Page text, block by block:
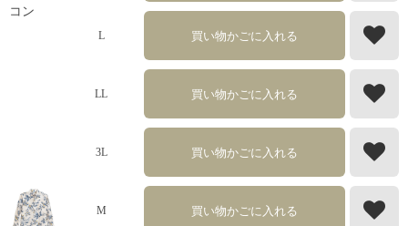
コン
L 買い物かごに入れる
LL 買い物かごに入れる
3L 買い物かごに入れる
M 買い物かごに入れる